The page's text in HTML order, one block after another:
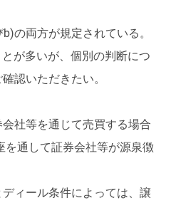
の両方が規定されている。
が多いが、個別の判断につ
認いただきたい。
社等を通じて売買する場合
を通して証券会社等が源泉徴
ィール条件によっては、譲